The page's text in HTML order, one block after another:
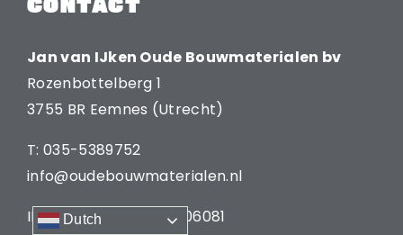
Jan van IJken Oude Bouwmaterialen bv
Rozenbottelberg 1
3755 BR Eemnes (Utrecht)
T: 035-5389752
info@oudebouwmaterialen.nl
IBAN: NL80RABO0315906081
Dutch